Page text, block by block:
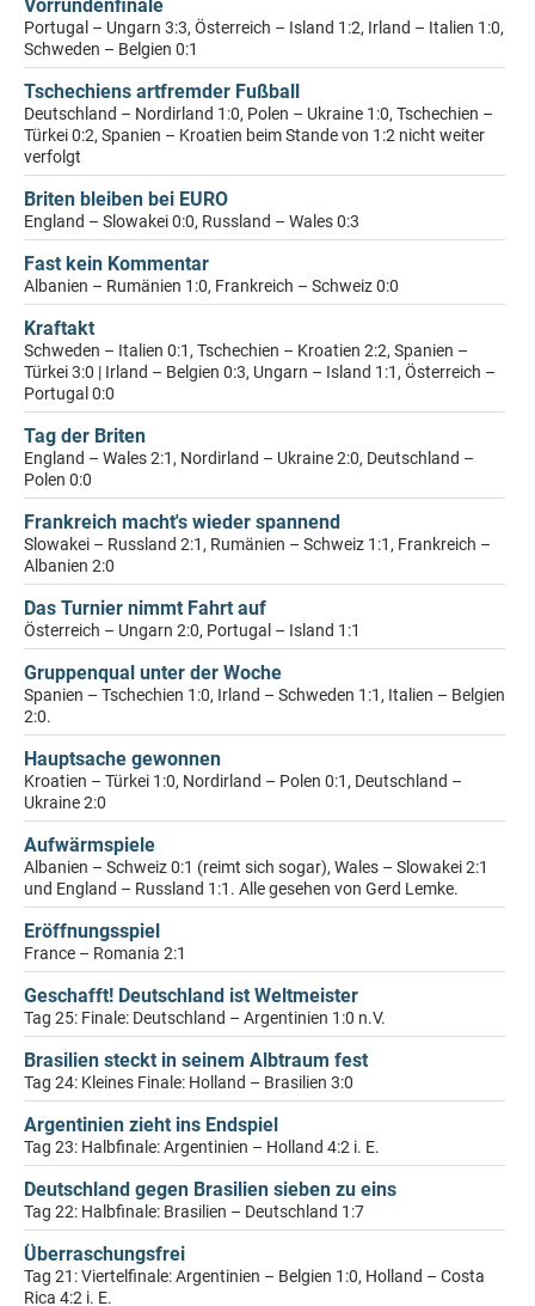
Vorrundenfinale
Portugal – Ungarn 3:3, Österreich – Island 1:2, Irland – Italien 1:0,
Schweden – Belgien 0:1
Tschechiens artfremder Fußball
Deutschland – Nordirland 1:0, Polen – Ukraine 1:0, Tschechien –
Türkei 0:2, Spanien – Kroatien beim Stande von 1:2 nicht weiter
verfolgt
Briten bleiben bei EURO
England – Slowakei 0:0, Russland – Wales 0:3
Fast kein Kommentar
Albanien – Rumänien 1:0, Frankreich – Schweiz 0:0
Kraftakt
Schweden – Italien 0:1, Tschechien – Kroatien 2:2, Spanien –
Türkei 3:0 | Irland – Belgien 0:3, Ungarn – Island 1:1, Österreich –
Portugal 0:0
Tag der Briten
England – Wales 2:1, Nordirland – Ukraine 2:0, Deutschland –
Polen 0:0
Frankreich macht's wieder spannend
Slowakei – Russland 2:1, Rumänien – Schweiz 1:1, Frankreich –
Albanien 2:0
Das Turnier nimmt Fahrt auf
Österreich – Ungarn 2:0, Portugal – Island 1:1
Gruppenqual unter der Woche
Spanien – Tschechien 1:0, Irland – Schweden 1:1, Italien – Belgien
2:0.
Hauptsache gewonnen
Kroatien – Türkei 1:0, Nordirland – Polen 0:1, Deutschland –
Ukraine 2:0
Aufwärmspiele
Albanien – Schweiz 0:1 (reimt sich sogar), Wales – Slowakei 2:1
und England – Russland 1:1. Alle gesehen von Gerd Lemke.
Eröffnungsspiel
France – Romania 2:1
Geschafft! Deutschland ist Weltmeister
Tag 25: Finale: Deutschland – Argentinien 1:0 n.V.
Brasilien steckt in seinem Albtraum fest
Tag 24: Kleines Finale: Holland – Brasilien 3:0
Argentinien zieht ins Endspiel
Tag 23: Halbfinale: Argentinien – Holland 4:2 i. E.
Deutschland gegen Brasilien sieben zu eins
Tag 22: Halbfinale: Brasilien – Deutschland 1:7
Überraschungsfrei
Tag 21: Viertelfinale: Argentinien – Belgien 1:0, Holland – Costa
Rica 4:2 i. E.